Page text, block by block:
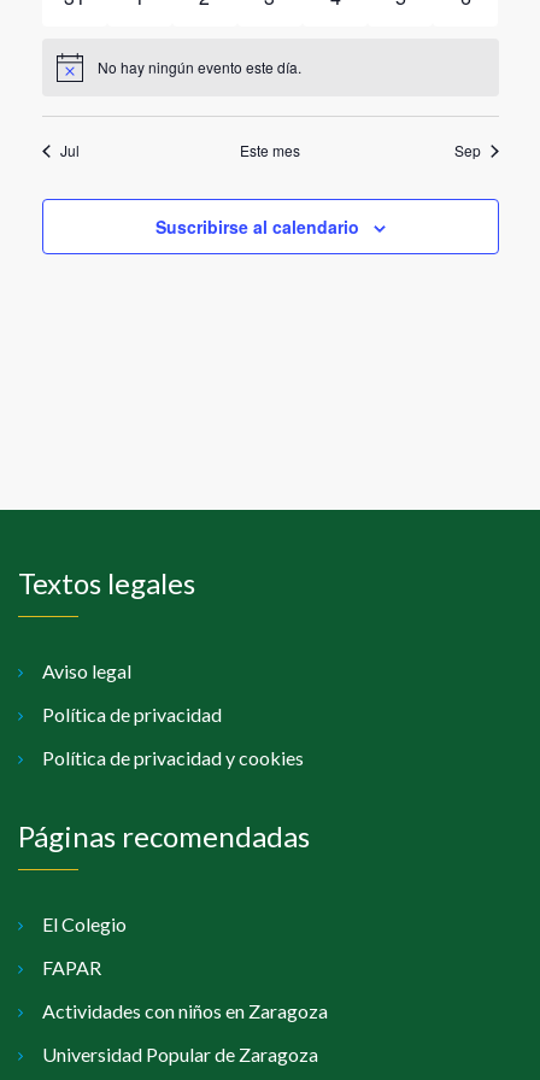
Aviso No hay ningún evento este día.
Jul Este mes Sep
Suscribirse al calendario
Textos legales
Aviso legal
Política de privacidad
Política de privacidad y cookies
Páginas recomendadas
El Colegio
FAPAR
Actividades con niños en Zaragoza
Universidad Popular de Zaragoza